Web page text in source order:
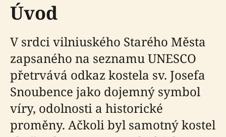
Úvod
V srdci vilniuského Starého Města
zapsaného na seznamu UNESCO
přetrvává odkaz kostela sv. Josefa
Snoubence jako dojemný symbol
víry, odolnosti a historické
proměny. Ačkoli byl samotný kostel